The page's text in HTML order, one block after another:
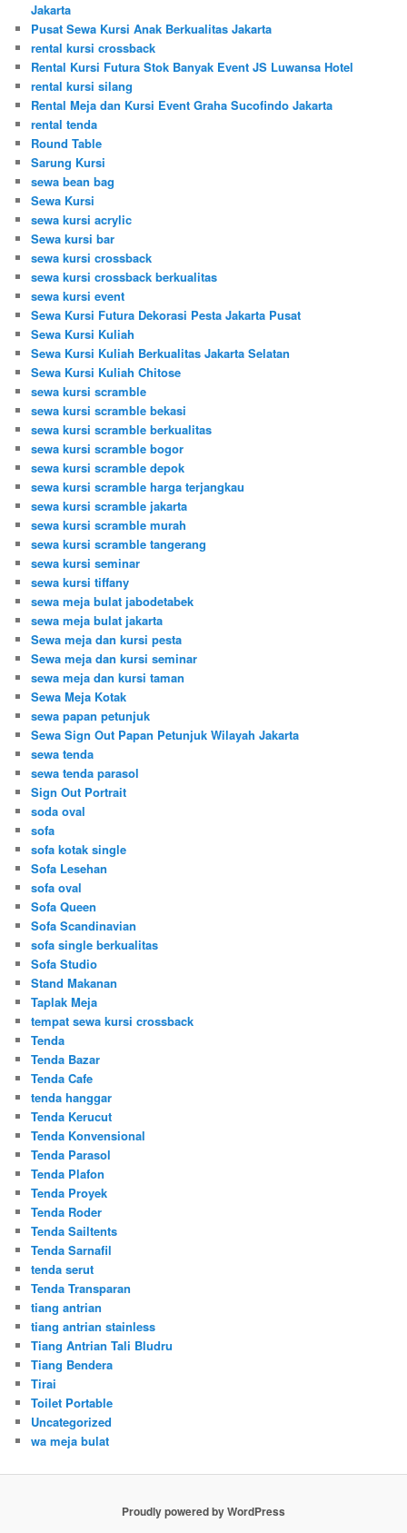
Jakarta
Pusat Sewa Kursi Anak Berkualitas Jakarta
rental kursi crossback
Rental Kursi Futura Stok Banyak Event JS Luwansa Hotel
rental kursi silang
Rental Meja dan Kursi Event Graha Sucofindo Jakarta
rental tenda
Round Table
Sarung Kursi
sewa bean bag
Sewa Kursi
sewa kursi acrylic
Sewa kursi bar
sewa kursi crossback
sewa kursi crossback berkualitas
sewa kursi event
Sewa Kursi Futura Dekorasi Pesta Jakarta Pusat
Sewa Kursi Kuliah
Sewa Kursi Kuliah Berkualitas Jakarta Selatan
Sewa Kursi Kuliah Chitose
sewa kursi scramble
sewa kursi scramble bekasi
sewa kursi scramble berkualitas
sewa kursi scramble bogor
sewa kursi scramble depok
sewa kursi scramble harga terjangkau
sewa kursi scramble jakarta
sewa kursi scramble murah
sewa kursi scramble tangerang
sewa kursi seminar
sewa kursi tiffany
sewa meja bulat jabodetabek
sewa meja bulat jakarta
Sewa meja dan kursi pesta
Sewa meja dan kursi seminar
sewa meja dan kursi taman
Sewa Meja Kotak
sewa papan petunjuk
Sewa Sign Out Papan Petunjuk Wilayah Jakarta
sewa tenda
sewa tenda parasol
Sign Out Portrait
soda oval
sofa
sofa kotak single
Sofa Lesehan
sofa oval
Sofa Queen
Sofa Scandinavian
sofa single berkualitas
Sofa Studio
Stand Makanan
Taplak Meja
tempat sewa kursi crossback
Tenda
Tenda Bazar
Tenda Cafe
tenda hanggar
Tenda Kerucut
Tenda Konvensional
Tenda Parasol
Tenda Plafon
Tenda Proyek
Tenda Roder
Tenda Sailtents
Tenda Sarnafil
tenda serut
Tenda Transparan
tiang antrian
tiang antrian stainless
Tiang Antrian Tali Bludru
Tiang Bendera
Tirai
Toilet Portable
Uncategorized
wa meja bulat
Proudly powered by WordPress